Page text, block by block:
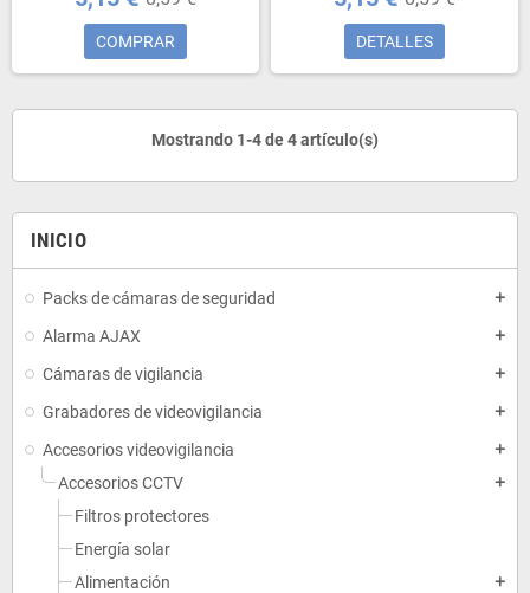
INICIO
Packs de cámaras de seguridad add
Alarma AJAX add
Cámaras de vigilancia add
Grabadores de videovigilancia add
Accesorios videovigilancia add
Accesorios CCTV add
Filtros protectores
Energía solar
Alimentación
add
COMPRAR DETALLES
Mostrando 1-4 de 4 artículo(s)